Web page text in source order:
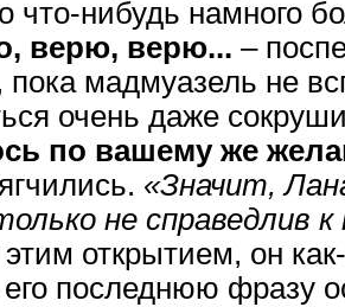
что-нибудь намного
верю, верю... –
пока мадмуазель не
очень даже
по вашему же
«Значит,
не справедлив к
открытием, он
его последнюю фразу